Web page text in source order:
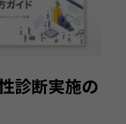
診断実施の